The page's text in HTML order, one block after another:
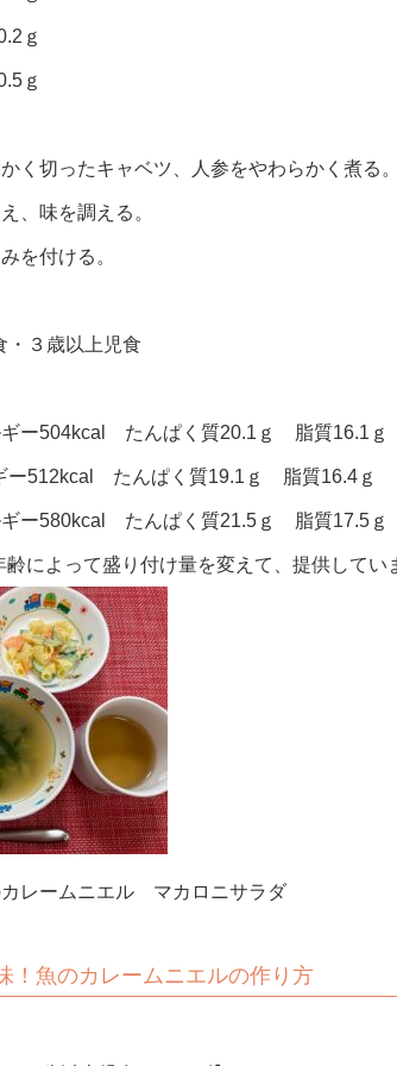
く切ったキャベツ、人参をやわらかく煮る。
、味を調える。
を付ける。
・３歳以上児食
ギー504kcal たんぱく質20.1ｇ 脂質16.1ｇ
ー512kcal たんぱく質19.1ｇ 脂質16.4ｇ
ギー580kcal たんぱく質21.5ｇ 脂質17.5ｇ
齢によって盛り付け量を変えて、提供してい
レームニエル マカロニサラダ
！魚のカレームニエルの作り方